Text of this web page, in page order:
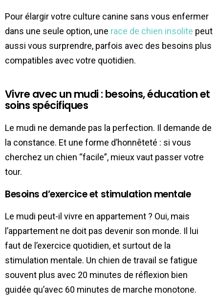
Pour élargir votre culture canine sans vous enfermer
dans une seule option, une race de chien insolite peut
aussi vous surprendre, parfois avec des besoins plus
compatibles avec votre quotidien.
Vivre avec un mudi : besoins, éducation et
soins spécifiques
Le mudi ne demande pas la perfection. Il demande de
la constance. Et une forme d’honnêteté : si vous
cherchez un chien “facile”, mieux vaut passer votre
tour.
Besoins d’exercice et stimulation mentale
Le mudi peut-il vivre en appartement ? Oui, mais
l’appartement ne doit pas devenir son monde. Il lui
faut de l’exercice quotidien, et surtout de la
stimulation mentale. Un chien de travail se fatigue
souvent plus avec 20 minutes de réflexion bien
guidée qu’avec 60 minutes de marche monotone.